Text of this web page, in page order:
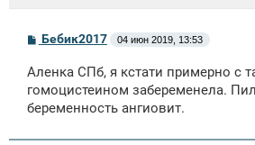
С
б
щ
н
е
Бебик2017 04 июн 2019, 13:53
Аленка СПб, я кстати примерно с
гомоцистеином забеременела.
беременность ангиовит.